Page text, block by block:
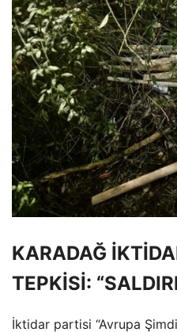
KARADAĞ
TEPKİSİ:
İktidar partisi “Avrupa Şimdi